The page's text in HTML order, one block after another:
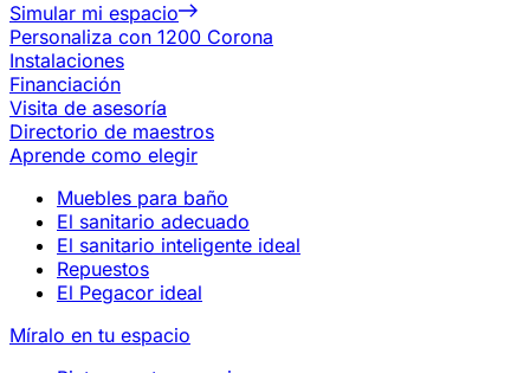
Simular mi espacio
Personaliza con 1200 Corona
Instalaciones
Financiación
Visita de asesoría
Directorio de maestros
Aprende como elegir
Muebles para baño
El sanitario adecuado
El sanitario inteligente ideal
Repuestos
El Pegacor ideal
Míralo en tu espacio